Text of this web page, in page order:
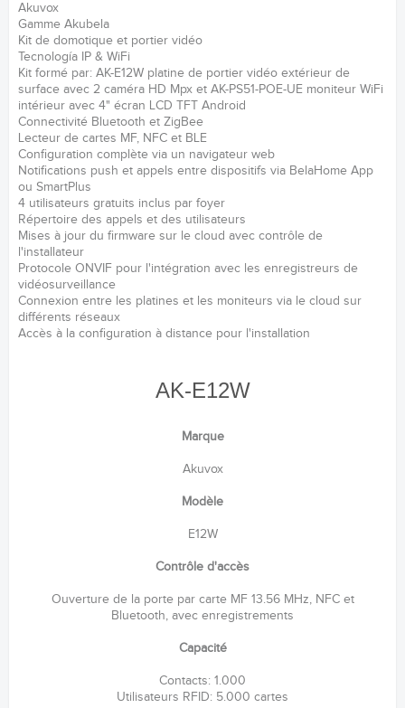
Akuvox
Gamme Akubela
Kit de domotique et portier vidéo
Tecnología IP & WiFi
Kit formé par: AK-E12W platine de portier vidéo extérieur de
surface avec 2 caméra HD Mpx et AK-PS51-POE-UE moniteur WiFi
intérieur avec 4" écran LCD TFT Android
Connectivité Bluetooth et ZigBee
Lecteur de cartes MF, NFC et BLE
Configuration complète via un navigateur web
Notifications push et appels entre dispositifs via BelaHome App
ou SmartPlus
4 utilisateurs gratuits inclus par foyer
Répertoire des appels et des utilisateurs
Mises à jour du firmware sur le cloud avec contrôle de
l'installateur
Protocole ONVIF pour l'intégration avec les enregistreurs de
vidéosurveillance
Connexion entre les platines et les moniteurs via le cloud sur
différents réseaux
Accès à la configuration à distance pour l'installation
AK-E12W
Marque
Akuvox
Modèle
E12W
Contrôle d'accès
Ouverture de la porte par carte MF 13.56 MHz, NFC et
Bluetooth, avec enregistrements
Capacité
Contacts: 1.000
Utilisateurs RFID: 5.000 cartes